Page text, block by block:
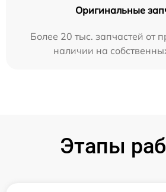
Оригинальные
Более 20 тыс. запчастей от
наличии на
Этапы